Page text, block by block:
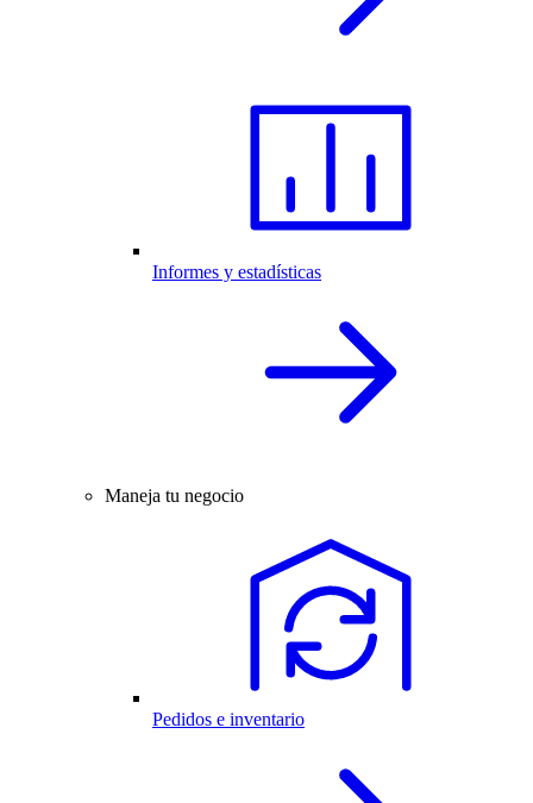
Informes y estadísticas
Maneja tu negocio
Pedidos e inventario